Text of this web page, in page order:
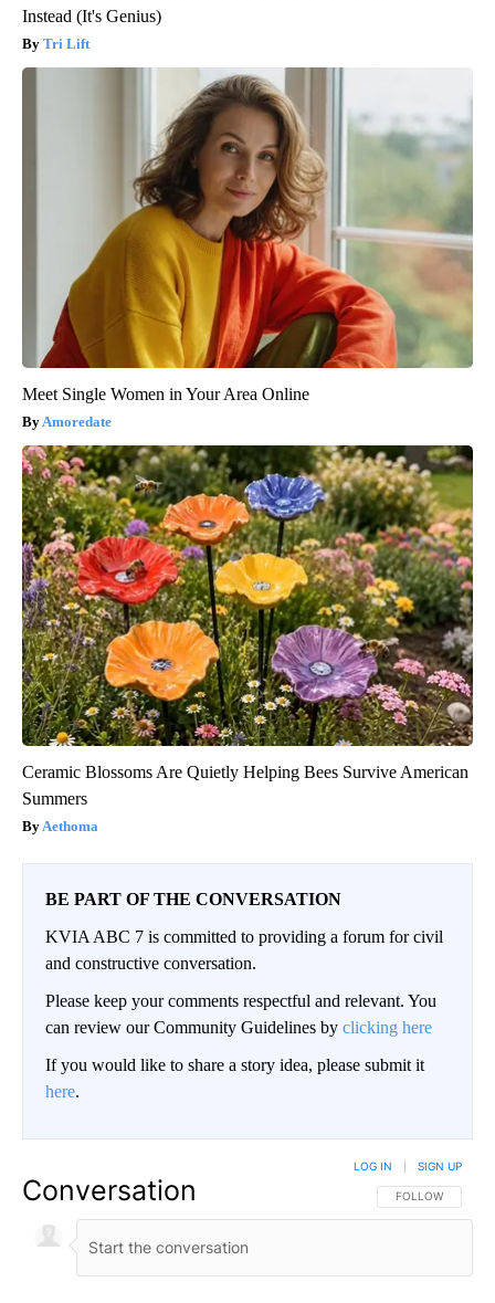
Instead (It's Genius)
Tri Lift
Meet Single Women in Your Area Online
Amoredate
Ceramic Blossoms Are Quietly Helping Bees Survive American
Summers
Aethoma
BE PART OF THE CONVERSATION
KVIA ABC 7 is committed to providing a forum for civil
and constructive conversation.
Please keep your comments respectful and relevant. You
can review our Community Guidelines by clicking here
If you would like to share a story idea, please submit it
here.
Conversation FOLLOW THIS
FOLLOW
LOG IN SIGN UP